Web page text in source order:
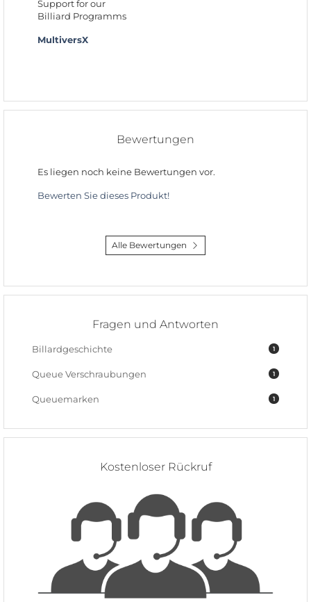
Support for our
Billiard Programms
MultiversX
Bewertungen
Es liegen noch keine Bewertungen vor.
Bewerten Sie dieses Produkt!
Alle Bewertungen
Fragen und Antworten
1
Billardgeschichte
1
Queue Verschraubungen
1
Queuemarken
Kostenloser Rückruf